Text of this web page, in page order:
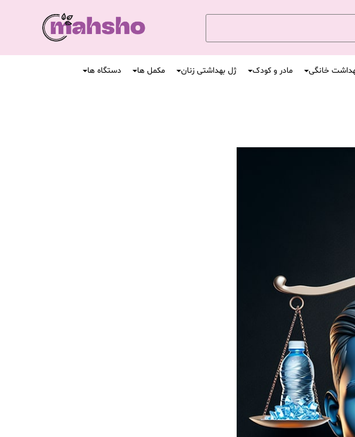
خانگی مادر و کودک ژل بهداشتی زنان مکمل ها دستگاه ها